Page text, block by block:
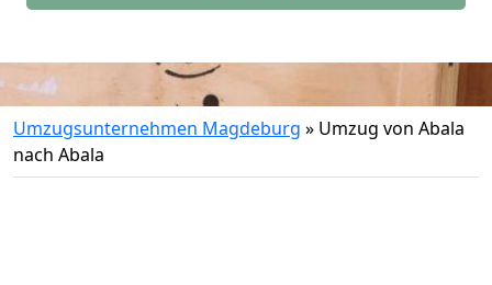
Umzugsunternehmen Magdeburg » Umzug von Abala
nach Abala